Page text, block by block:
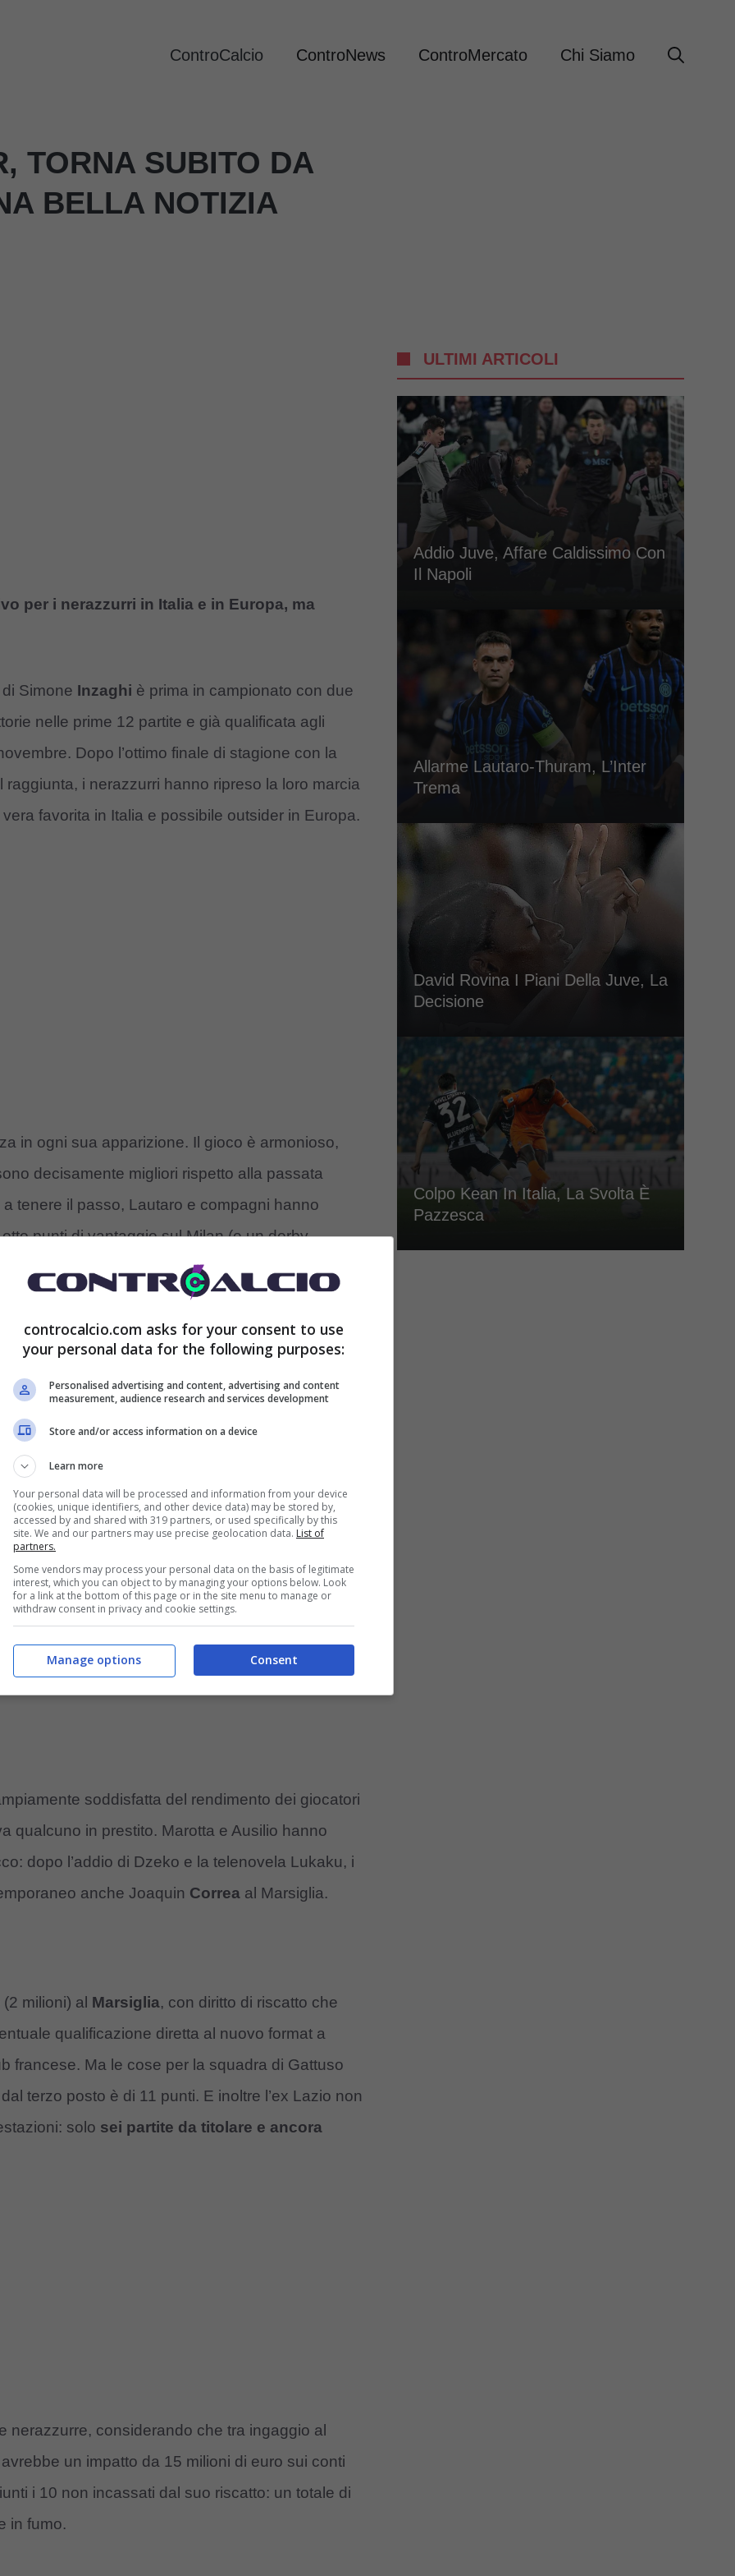
ControCalcio ControNews ControMercato Chi Siamo
TORNA SUBITO DA
BELLA NOTIZIA
per i nerazzurri in Italia e in Europa, ma
di Simone Inzaghi è prima in campionato con due
nelle prime 12 partite e già qualificata agli
Dopo l’ottimo finale di stagione con la
i nerazzurri hanno ripreso la loro marcia
favorita in Italia e possibile outsider in Europa.
in ogni sua apparizione. Il gioco è armonioso,
decisamente migliori rispetto alla passata
a tenere il passo, Lautaro e compagni hanno
punti di vantaggio sul Milan (e un derby
d’Italia.
più possibilità per le rotazioni: gli
Pavard, Arnautovic e Sanchez hanno
senza perdere qualità. Ora cresce
la sosta: l’appuntamento è in programma per
suo ritorno incide sulle casse
soddisfatta del rendimento dei giocatori
qualcuno in prestito. Marotta e Ausilio hanno
dopo l’addio di Dzeko e la telenovela Lukaku, i
anche Joaquin Correa al Marsiglia.
milioni) al Marsiglia, con diritto di riscatto che
qualificazione diretta al nuovo format a
francese. Ma le cose per la squadra di Gattuso
terzo posto è di 11 punti. E inoltre l’ex Lazio non
solo sei partite da titolare e ancora
nerazzurre, considerando che tra ingaggio al
un impatto da 15 milioni di euro sui conti
i 10 non incassati dal suo riscatto: un totale di
in fumo.
ULTIMI ARTICOLI
Addio Juve, Affare Caldissimo Con
Il Napoli
Allarme Lautaro-Thuram, L’Inter
Trema
David Rovina I Piani Della Juve, La
Decisione
Colpo Kean In Italia, La Svolta È
Pazzesca
controcalcio.com asks for your consent to use
your personal data for the following purposes:
Personalised advertising and content, advertising and content
measurement, audience research and services development
Store and/or access information on a device
Learn more
Your personal data will be processed and information from your device
(cookies, unique identifiers, and other device data) may be stored by,
accessed by and shared with 319 partners, or used specifically by this
site. We and our partners may use precise geolocation data. List of
partners.
Some vendors may process your personal data on the basis of legitimate
interest, which you can object to by managing your options below. Look
for a link at the bottom of this page or in the site menu to manage or
withdraw consent in privacy and cookie settings.
Consent
Manage options